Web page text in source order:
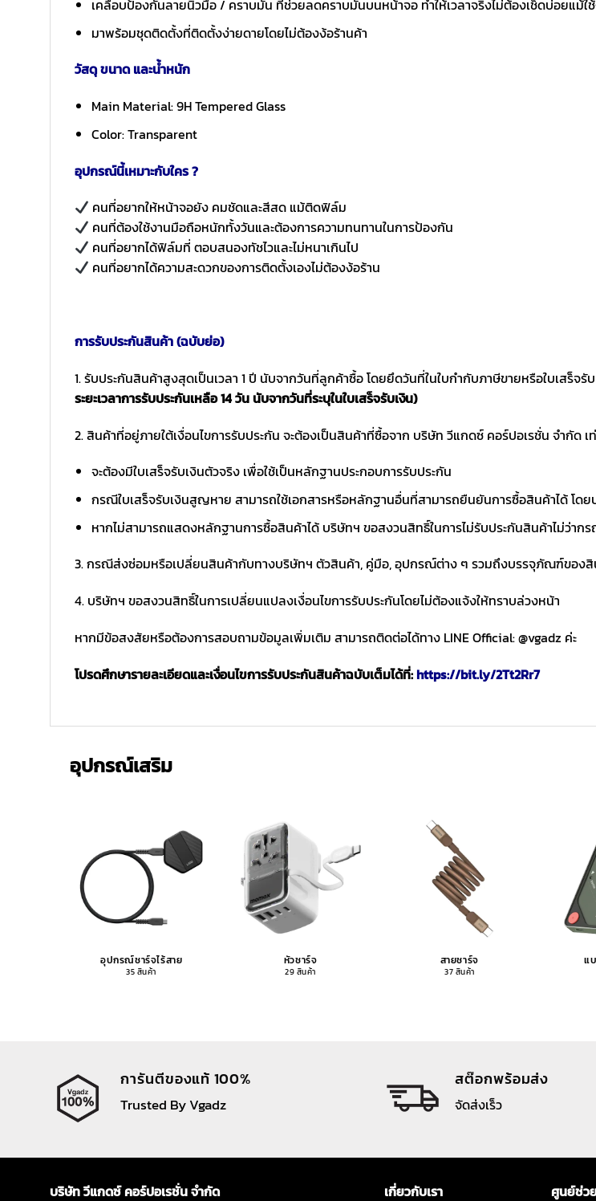
เคลือบป้องกันลายนิ้วมือ / คราบมัน ที่ช่วยลดคราบมันบนหน้าจอ ทำให้เวลาจริงไม่ต้องเช็ดบ่อยแม้ใ
มาพร้อมชุดติดตั้งที่ติดตั้งง่ายดายโดยไม่ต้องง้อร้านค้า
วัสดุ ขนาด และน้ำหนัก
Main Material: 9H Tempered Glass
Color: Transparent
อุปกรณ์นี้เหมาะกับใคร ?
คนที่อยากให้หน้าจอยัง คมชัดและสีสด แม้ติดฟิล์ม
คนที่ต้องใช้งานมือถือหนักทั้งวันและต้องการความทนทานในการป้องกัน
คนที่อยากได้ฟิล์มที่ ตอบสนองทัชไวและไม่หนาเกินไป
คนที่อยากได้ความสะดวกของการติดตั้งเองไม่ต้องง้อร้าน
การรับประกันสินค้า (ฉบับย่อ)
1. รับประกันสินค้าสูงสุดเป็นเวลา 1 ปี นับจากวันที่ลูกค้าซื้อ โดยยึดวันที่ในใบกำกับภาษีขายหรือใบเสร็จรั
ระยะเวลาการรับประกันเหลือ 14 วัน นับจากวันที่ระบุในใบเสร็จรับเงิน)
2. สินค้าที่อยู่ภายใต้เงื่อนไขการรับประกัน จะต้องเป็นสินค้าที่ซื้อจาก บริษัท วีแกดซ์ คอร์ปอเรชั่น จำกัด เ
จะต้องมีใบเสร็จรับเงินตัวจริง เพื่อใช้เป็นหลักฐานประกอบการรับประกัน
กรณีใบเสร็จรับเงินสูญหาย สามารถใช้เอกสารหรือหลักฐานอื่นที่สามารถยืนยันการซื้อสินค้าได้ โด
หากไม่สามารถแสดงหลักฐานการซื้อสินค้าได้ บริษัทฯ ขอสงวนสิทธิ์ในการไม่รับประกันสินค้าไม่ว่าก
3. กรณีส่งซ่อมหรือเปลี่ยนสินค้ากับทางบริษัทฯ ตัวสินค้า, คู่มือ, อุปกรณ์ต่าง ๆ รวมถึงบรรจุภัณฑ์ขอ
4. บริษัทฯ ขอสงวนสิทธิ์ในการเปลี่ยนแปลงเงื่อนไขการรับประกันโดยไม่ต้องแจ้งให้ทราบล่วงหน้า
หากมีข้อสงสัยหรือต้องการสอบถามข้อมูลเพิ่มเติม สามารถติดต่อได้ทาง LINE Official: @vgadz ค่ะ
โปรดศึกษารายละเอียดและเงื่อนไขการรับประกันสินค้าฉบับเต็มได้ที่:https://bit.ly/2Tt2Rr7
อุปกรณ์เสริม
อุปกรณ์ชาร์จไร้สาย
35 สินค้า
หัวชาร์จ
29 สินค้า
สายชาร์จ
37 สินค้า
แ
การันตีของแท้ 100%
Trusted By Vgadz
สต๊อกพร้อมส่ง
จัดส่งเร็ว
บริษัท วีแกดซ์ คอร์ปอเรชั่น จำกัด เกี่ยวกับเรา ศูนย์ช่ว